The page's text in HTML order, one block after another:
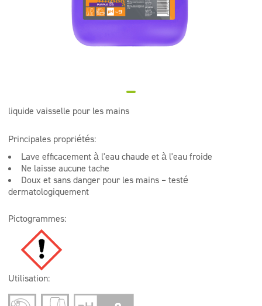
Surfaces lavables
liquide vaisselle pour les mains
Principales propriétés:
Lave efficacement à l'eau chaude et à l'eau froide
Ne laisse aucune tache
Doux et sans danger pour les mains – testé
dermatologiquement
Pictogrammes:
Utilisation: